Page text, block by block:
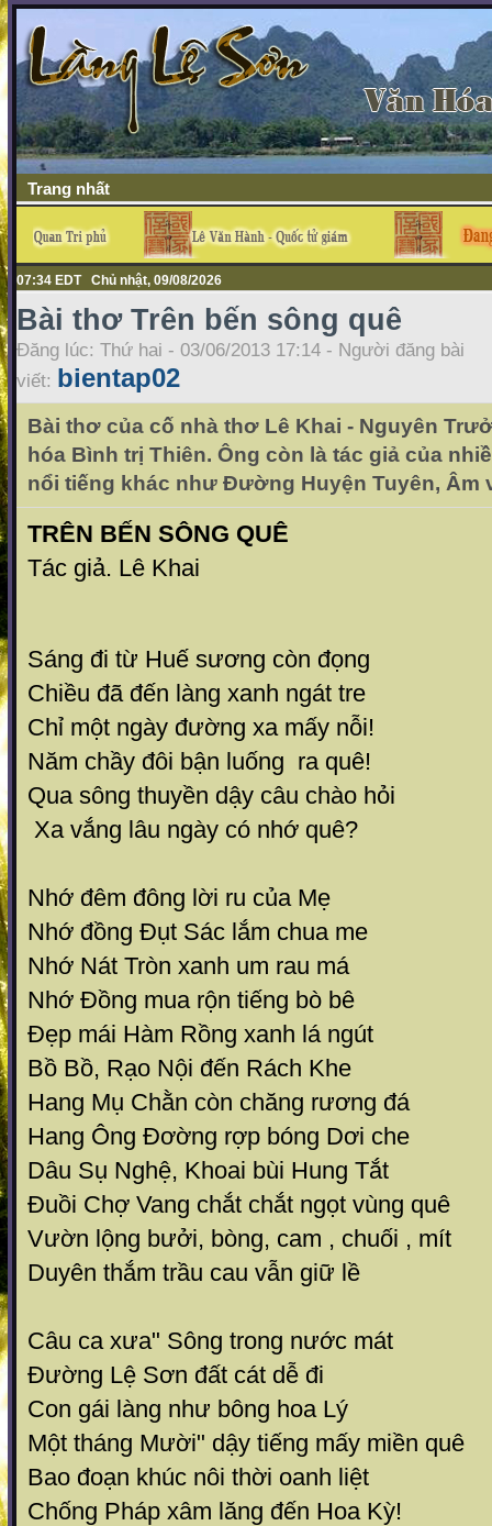
Trang nhất
07:34 EDT Chủ nhật, 09/08/2026
Bài thơ Trên bến sông quê
Đăng lúc: Thứ hai - 03/06/2013 17:14 - Người đăng bài
viết: bientap02
Bài thơ của cố nhà thơ Lê Khai - Nguyên
hóa Bình trị Thiên. Ông còn là tác giả của
nổi tiếng khác như Đường Huyện Tuyên, Âm
TRÊN BẾN SÔNG QUÊ
Tác giả. Lê Khai
Sáng đi từ Huế sương còn đọng
Chiều đã đến làng xanh ngát tre
Chỉ một ngày đường xa mấy nỗi!
Năm chầy đôi bận luống ra quê!
Qua sông thuyền dậy câu chào hỏi
Xa vắng lâu ngày có nhớ quê?
Nhớ đêm đông lời ru của Mẹ
Nhớ đồng Đụt Sác lắm chua me
Nhớ Nát Tròn xanh um rau má
Nhớ Đồng mua rộn tiếng bò bê
Đẹp mái Hàm Rồng xanh lá ngút
Bồ Bồ, Rạo Nội đến Rách Khe
Hang Mụ Chằn còn chăng rương đá
Hang Ông Đơờng rợp bóng Dơi che
Dâu Sụ Nghệ, Khoai bùi Hung Tắt
Đuồi Chợ Vang chắt chắt ngọt vùng quê
Vườn lộng bưởi, bòng, cam , chuối , mít
Duyên thắm trầu cau vẫn giữ lề
Câu ca xưa" Sông trong nước mát
Đường Lệ Sơn đất cát dễ đi
Con gái làng như bông hoa Lý
Một tháng Mười" dậy tiếng mấy miền quê
Bao đoạn khúc nôi thời oanh liệt
Chống Pháp xâm lăng đến Hoa Kỳ!